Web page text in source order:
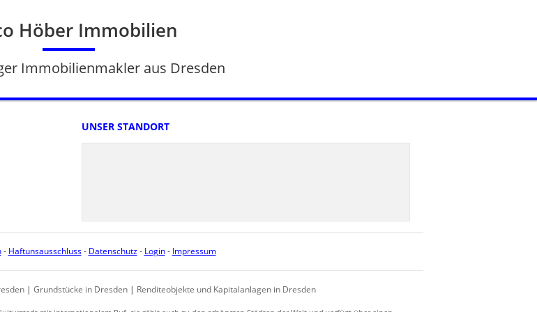
Höber Immobilien
Immobilienmakler aus Dresden
UNSER STANDORT
- Haftunsausschluss- Datenschutz- Login- Impressum
|Grundstücke in Dresden | Renditeobjekte und Kapitalanlagen in Dresden